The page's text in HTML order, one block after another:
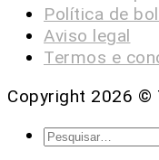
Política de
Aviso legal
Termos e
Copyright 2026 ©